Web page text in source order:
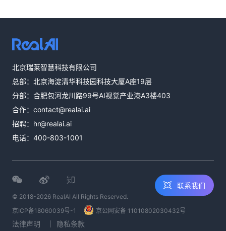
北京瑞莱智慧科技有限公司
总部：北京海淀清华科技园科技大厦A座19层
分部：合肥包河龙川路99号AI视觉产业港A3楼403
合作： contact@realai.ai
招聘： hr@realai.ai
电话： 400-803-1001
© 2018-2026 RealAI All Rights Reserved.
京ICP备18060039号-1
京公网安备 11010802030432号
法律声明 隐私条款
联系我们
邮件咨询
contact@realai.ai